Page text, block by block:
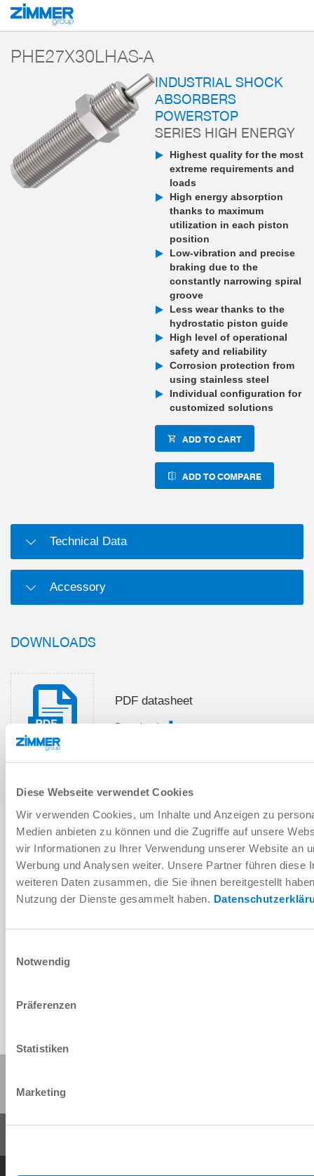
Diese Webseite verwendet Cookies
Wir verwenden Cookies, um Inhalte und Anzeigen zu
Medien anbieten zu können und die Zugriffe auf unsere
wir Informationen zu Ihrer Verwendung unserer Website an
Werbung und Analysen weiter. Unsere Partner führen diese
weiteren Daten zusammen, die Sie ihnen bereitgestellt
Nutzung der Dienste gesammelt haben.
Notwendig
Präferenzen
Statistiken
Marketing
Start Products
PHE27X30LHAS-A
INDUSTRIAL SHOCK
ABSORBERS
POWERSTOP
SERIES HIGH ENERGY
Highest quality for the most
extreme requirements and
loads
High energy absorption
thanks to maximum
utilization in each piston
position
Low-vibration and precise
braking due to the
constantly narrowing spiral
groove
Less wear thanks to the
hydrostatic piston guide
High level of operational
safety and reliability
Corrosion protection from
using stainless steel
Individual configuration for
customized solutions
ADD TO CART
ADD TO COMPARE
Technical Data
Accessory
DOWNLOADS
PDF datasheet
Download
instructions
Download
Download CAD data